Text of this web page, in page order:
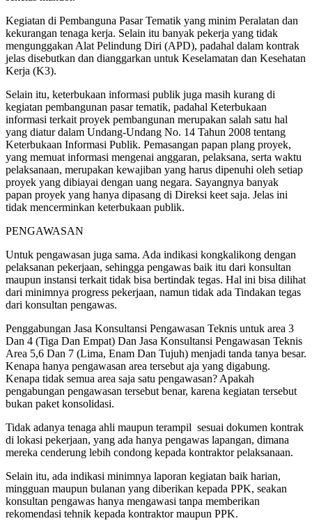
Kegiatan di Pembanguna Pasar Tematik yang minim Peralatan dan
kekurangan tenaga kerja. Selain itu banyak pekerja yang tidak
mengunggakan Alat Pelindung Diri (APD), padahal dalam kontrak
jelas disebutkan dan dianggarkan untuk Keselamatan dan Kesehatan
Kerja (K3).
Selain itu, keterbukaan informasi publik juga masih kurang di
kegiatan pembangunan pasar tematik, padahal Keterbukaan
informasi terkait proyek pembangunan merupakan salah satu hal
yang diatur dalam Undang-Undang No. 14 Tahun 2008 tentang
Keterbukaan Informasi Publik. Pemasangan papan plang proyek,
yang memuat informasi mengenai anggaran, pelaksana, serta waktu
pelaksanaan, merupakan kewajiban yang harus dipenuhi oleh setiap
proyek yang dibiayai dengan uang negara. Sayangnya banyak
papan proyek yang hanya dipasang di Direksi keet saja. Jelas ini
tidak mencerminkan keterbukaan publik.
PENGAWASAN
Untuk pengawasan juga sama. Ada indikasi kongkalikong dengan
pelaksanan pekerjaan, sehingga pengawas baik itu dari konsultan
maupun instansi terkait tidak bisa bertindak tegas. Hal ini bisa dilihat
dari minimnya progress pekerjaan, namun tidak ada Tindakan tegas
dari konsultan pengawas.
Penggabungan Jasa Konsultansi Pengawasan Teknis untuk area 3
Dan 4 (Tiga Dan Empat) Dan Jasa Konsultansi Pengawasan Teknis
Area 5,6 Dan 7 (Lima, Enam Dan Tujuh) menjadi tanda tanya besar.
Kenapa hanya pengawasan area tersebut aja yang digabung.
Kenapa tidak semua area saja satu pengawasan? Apakah
pengabungan pengawasan tersebut benar, karena kegiatan tersebut
bukan paket konsolidasi.
Tidak adanya tenaga ahli maupun terampil sesuai dokumen kontrak
di lokasi pekerjaan, yang ada hanya pengawas lapangan, dimana
mereka cenderung lebih condong kepada kontraktor pelaksanaan.
Selain itu, ada indikasi minimnya laporan kegiatan baik harian,
mingguan maupun bulanan yang diberikan kepada PPK, seakan
konsultan pengawas hanya mengawasi tanpa memberikan
rekomendasi tehnik kepada kontraktor maupun PPK.